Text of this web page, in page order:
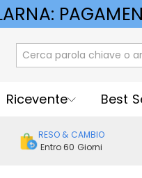
Ricevente Best
RESO & CAMBIO
Entro 60 Giorni